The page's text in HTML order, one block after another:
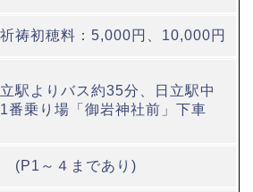
祷初穂料：5,000円、10,000円
駅よりバス約35分、日立駅中
番乗り場「御岩神社前」下車
(P1～４まであり)